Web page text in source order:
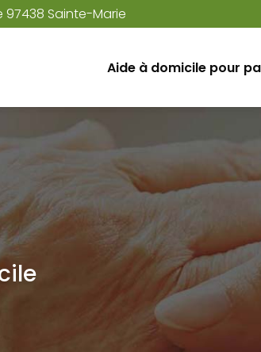
97438 Sainte-Marie
Aide à domicile pour